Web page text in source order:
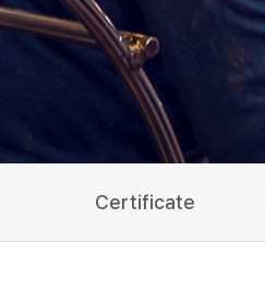
Certificate